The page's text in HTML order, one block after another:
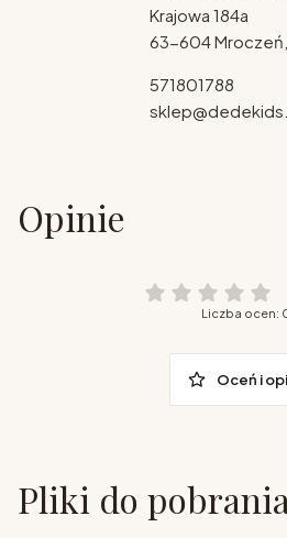
Krajowa 184a
63-604
571801788
Opinie
Liczba ocen:
Oceń i
Pliki do